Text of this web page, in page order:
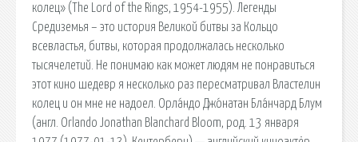
колец» (The Lord of the Rings, 1954-1955). Легенды
Средиземья – это история Великой битвы за Кольцо
всевластья, битвы, которая продолжалась несколько
тысячелетий. Не понимаю как может людям не понравиться
этот кино шедевр я несколько раз пересматривал Властелин
колец и он мне не надоел. Орла́ндо Джо́натан Бла́нчард Блум
(англ. Orlando Jonathan Blanchard Bloom, род. 13 января